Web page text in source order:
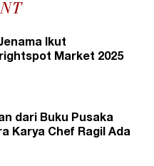
Ikut
Market 2025
dari Buku Pusaka
Karya Chef Ragil Ada